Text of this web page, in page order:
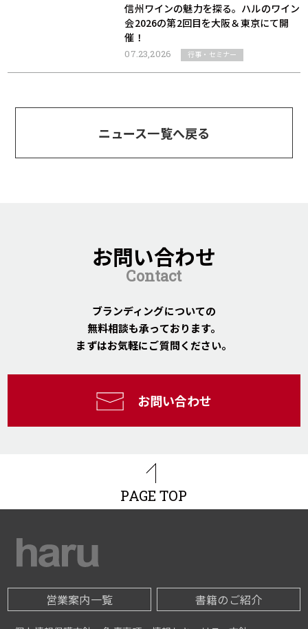
信州ワインの魅力を探る。ハルのワイン
会2026の第2回目を大阪＆東京にて開
催！
07.23,2026 行事・セミナー
ニュース一覧へ戻る
お問い合わせ
Contact
ブランディングについての
無料相談も承っております。
まずはお気軽にご質問ください。
お問い合わせ
PAGE TOP
営業案内一覧 書籍のご紹介